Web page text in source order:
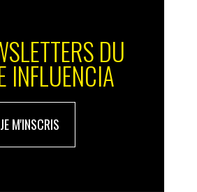
DU
INFLUENCIA
JE M'INSCRIS